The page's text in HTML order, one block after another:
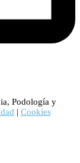
Podología y
| Cookies